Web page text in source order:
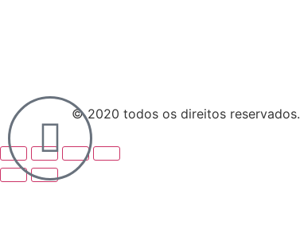
Rodacar © 2020 todos os direitos reservados.